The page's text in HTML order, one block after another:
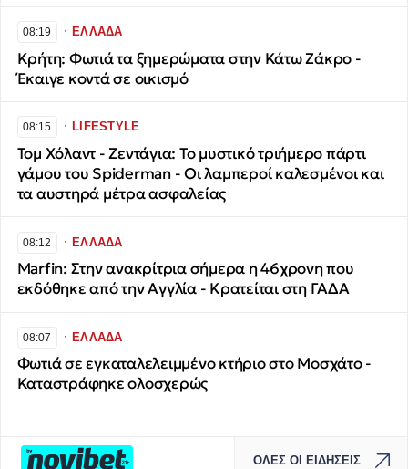
08:19 ∙ΕΛΛΑΔΑ
Κρήτη: Φωτιά τα ξημερώματα στην Κάτω Ζάκρο -
Έκαιγε κοντά σε οικισμό
08:15 ∙LIFESTYLE
Τομ Χόλαντ - Ζεντάγια: Το μυστικό τριήμερο πάρτι
γάμου του Spiderman - Οι λαμπεροί καλεσμένοι και
τα αυστηρά μέτρα ασφαλείας
08:12 ∙ΕΛΛΑΔΑ
Marfin: Στην ανακρίτρια σήμερα η 46χρονη που
εκδόθηκε από την Αγγλία - Κρατείται στη ΓΑΔΑ
08:07 ∙ΕΛΛΑΔΑ
Φωτιά σε εγκαταλελειμμένο κτήριο στο Μοσχάτο -
Καταστράφηκε ολοσχερώς
ΟΛΕΣ ΟΙ ΕΙΔΗΣΕΙΣ